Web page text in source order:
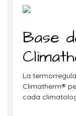
Base
La
Climatherm®
cada